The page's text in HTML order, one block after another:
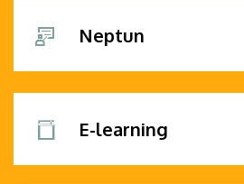
Neptun
E-learning